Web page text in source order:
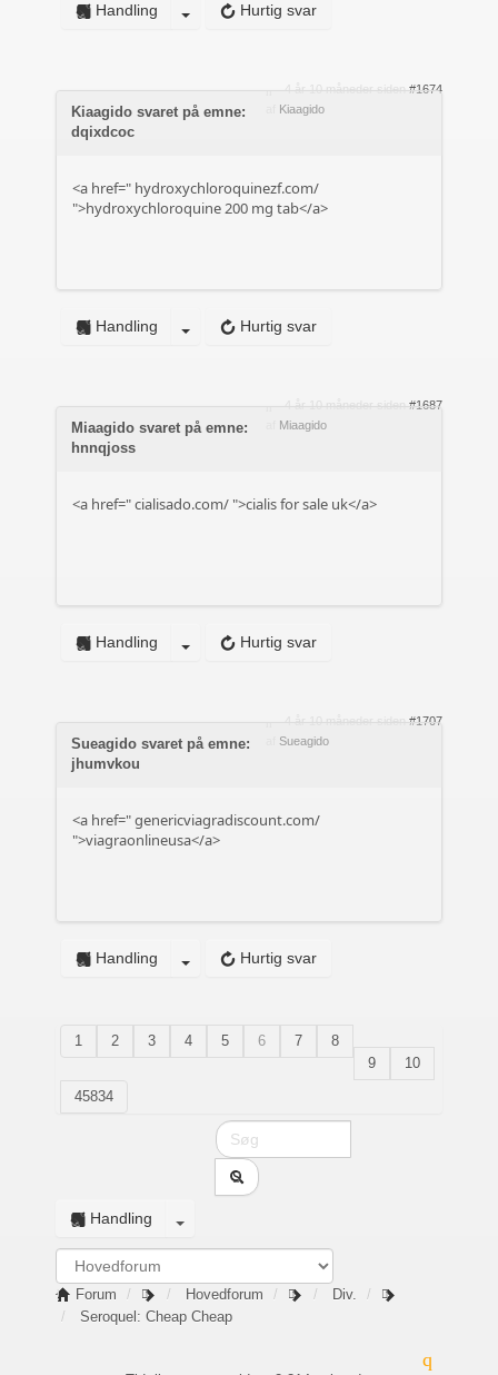
Hurtig svar
Handling
4 år 10 måneder siden #1674
Kiaagido
Kiaagido svaret på emne:
dqixdcoc
<a href=" hydroxychloroquinezf.com/
">hydroxychloroquine 200 mg tab</a>
Hurtig svar
Handling
4 år 10 måneder siden #1687
Miaagido
Miaagido svaret på emne:
hnnqjoss
<a href="cialisado.com/ ">cialis for sale uk</a>
Hurtig svar
Handling
4 år 10 måneder siden
#1707
Sueagido
Sueagido svaret på emne:
jhumvkou
<a href="genericviagradiscount.com/
">viagraonlineusa</a>
Hurtig svar
Handling
1 2 3 4 5 6 7
8
9
10
45834
Handling
Forum Hovedforum
Div.
Seroquel: Cheap Cheap